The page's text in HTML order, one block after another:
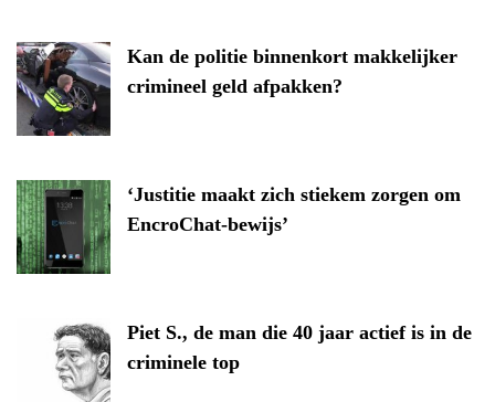
Kan de politie binnenkort makkelijker
crimineel geld afpakken?
‘Justitie maakt zich stiekem zorgen om
EncroChat-bewijs’
Piet S., de man die 40 jaar actief is in de
criminele top